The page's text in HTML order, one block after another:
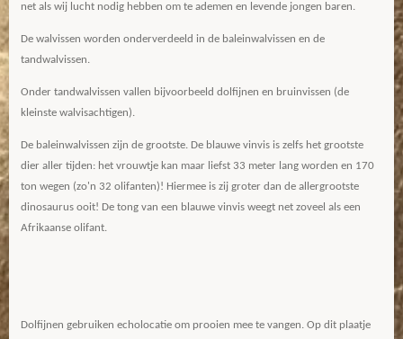
net als wij lucht nodig hebben om te ademen en levende jongen baren.
De walvissen worden onderverdeeld in de baleinwalvissen en de
tandwalvissen.
Onder tandwalvissen vallen bijvoorbeeld dolfijnen en bruinvissen (de
kleinste walvisachtigen).
De baleinwalvissen zijn de grootste. De blauwe vinvis is zelfs het grootste
dier aller tijden: het vrouwtje kan maar liefst 33 meter lang worden en 170
ton wegen (zo'n 32 olifanten)! Hiermee is zij groter dan de allergrootste
dinosaurus ooit! De tong van een blauwe vinvis weegt net zoveel als een
Afrikaanse olifant.
Dolfijnen gebruiken echolocatie om prooien mee te vangen. Op dit plaatje